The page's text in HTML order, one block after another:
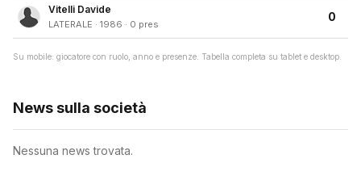
Vitelli Davide
LATERALE · 1986 · 0 pres
0
Su mobile: giocatore con ruolo, anno e presenze. Tabella completa su tablet e desktop.
News sulla società
Nessuna news trovata.